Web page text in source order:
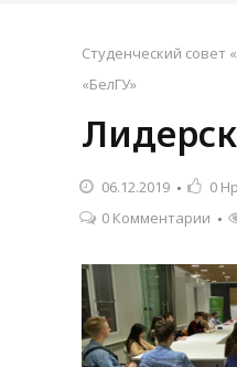
Студенческий совет
«БелГУ»
06.12.2019 0
0 Комментарии